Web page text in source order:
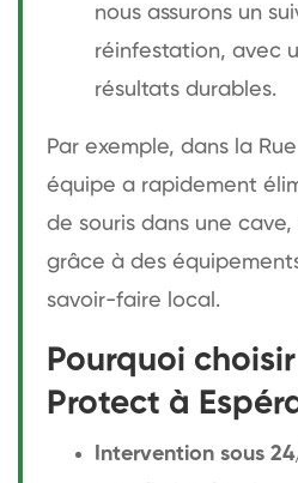
nous assurons un
réinfestation, avec
résultats durables.
Par exemple, dans la
équipe a rapidement
de souris dans une
grâce à des
savoir-faire local.
Pourquoi
Protect à
Intervention sous